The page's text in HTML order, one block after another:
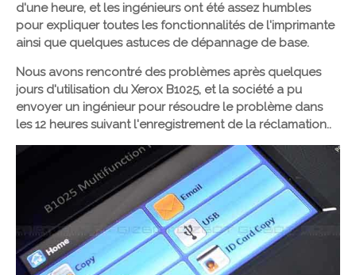
d'une heure, et les ingénieurs ont été assez humbles
pour expliquer toutes les fonctionnalités de l'imprimante
ainsi que quelques astuces de dépannage de base.
Nous avons rencontré des problèmes après quelques
jours d'utilisation du Xerox B1025, et la société a pu
envoyer un ingénieur pour résoudre le problème dans
les 12 heures suivant l'enregistrement de la réclamation..